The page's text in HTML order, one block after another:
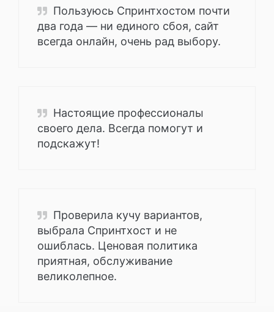
Пользуюсь Спринтхостом почти
два года — ни единого сбоя, сайт
всегда онлайн, очень рад выбору.
Настоящие профессионалы
своего дела. Всегда помогут и
подскажут!
Проверила кучу вариантов,
выбрала Спринтхост и не
ошиблась. Ценовая политика
приятная, обслуживание
великолепное.